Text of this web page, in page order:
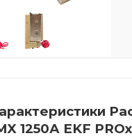
1250А EKF